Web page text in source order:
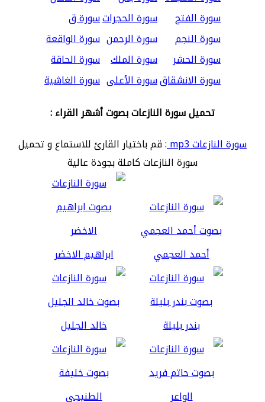
سورة الفتح
سورة الحجراتسورة ق
سورة النجم
سورة الرحمن سورة الواقعة
سورة الحشر
سورة الملك سورة الحاقة
سورة الانشقاقسورة الأعلى سورة الغاشية
تحميل سورة النازعات بصوت أشهر القراء :
سورة النازعات mp3
: قم باختيار القارئ للاستماع و تحميل
سورة النازعات كاملة بجودة عالية
أحمد العجمي ابراهيم الاخضر
بندر بليلة خالد الجليل